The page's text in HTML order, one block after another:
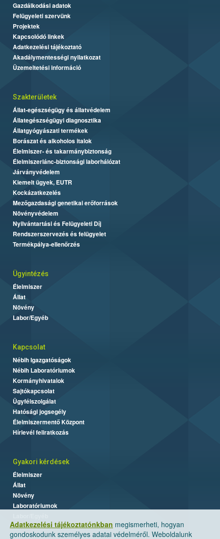
Adatkezelési tájékoztatónkban megismerheti, hogyan
gondoskodunk személyes adatai védelméről. Weboldalunk
Gazdálkodási adatok
Felügyeleti szervünk
Projektek
Kapcsolódó linkek
Adatkezelési tájékoztató
Akadálymentességi nyilatkozat
Üzemeltetési információ
Szakterületek
Állat-egészségügy és állatvédelem
Állategészségügyi diagnosztika
Állatgyógyászati termékek
Borászat és alkoholos italok
Élelmiszer- és takarmánybiztonság
Élelmiszerlánc-biztonsági laborhálózat
Járványvédelem
Kiemelt ügyek, EUTR
Kockázatkezelés
Mezőgazdasági genetikai erőforrások
Növényvédelem
Nyilvántartási és Felügyeleti Díj
Rendszerszervezés és felügyelet
Termékpálya-ellenőrzés
Ügyintézés
Élelmiszer
Állat
Növény
Labor/Egyéb
Kapcsolat
Nébih Igazgatóságok
Nébih Laboratóriumok
Kormányhivatalok
Sajtókapcsolat
Ügyfélszolgálat
Hatósági jogsegély
Élelmiszermentő Központ
Hírlevél feliratkozás
Gyakori kérdések
Élelmiszer
Állat
Növény
Laboratóriumok